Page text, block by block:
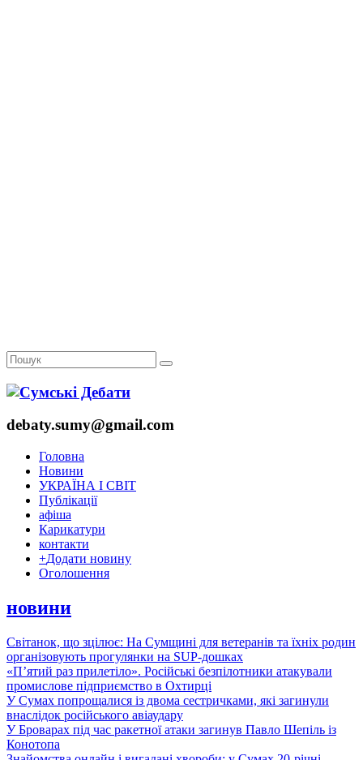
debaty.sumy@gmail.com
Головна
Новини
УКРАЇНА І СВІТ
Публікації
афіша
Карикатури
контакти
+Додати новину
Оголошення
новини
Світанок, що зцілює: На Сумщині для ветеранів та їхніх родин
організовують прогулянки на SUP-дошках
«П’ятий раз прилетіло». Російські безпілотники атакували
промислове підприємство в Охтирці
У Сумах попрощалися із двома сестричками, які загинули
внаслідок російського авіаудару
У Броварах під час ракетної атаки загинув Павло Шепіль із
Конотопа